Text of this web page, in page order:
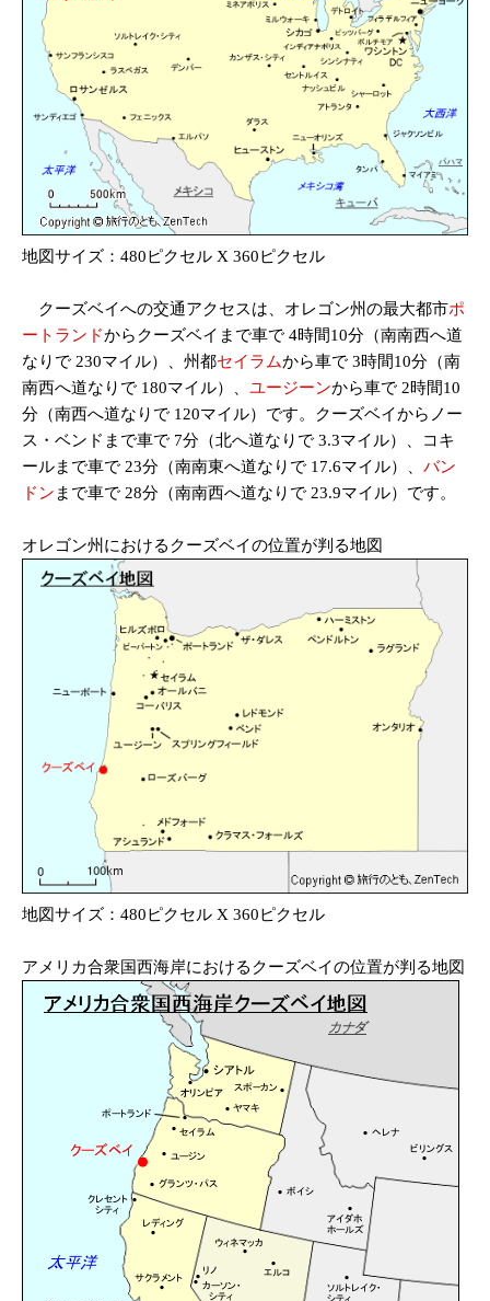
地図サイズ：480ピクセル X 360ピクセル
クーズベイへの交通アクセスは、オレゴン州の最大都市ポ
ートランドからクーズベイまで車で 4時間10分（南南西へ道
なりで 230マイル）、州都セイラムから車で 3時間10分（南
南西へ道なりで 180マイル）、 ユージーンから車で 2時間10
分（南西へ道なりで 120マイル）です。クーズベイからノー
ス・ベンドまで車で 7分（北へ道なりで 3.3マイル）、コキ
ールまで車で 23分（南南東へ道なりで 17.6マイル）、 バン
ドン まで車で 28分（南南西へ道なりで 23.9マイル）です。
オレゴン州におけるクーズベイの位置が判る地図
地図サイズ：480ピクセル X 360ピクセル
アメリカ合衆国西海岸におけるクーズベイの位置が判る地図